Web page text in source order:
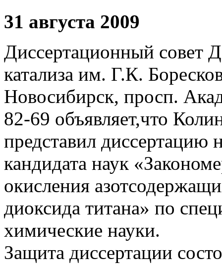
31 августа 2009
Диссертационный совет
катализа им. Г.К.
Новосибирск, просп.
82-69 объявляет,что
представил диссертацию
кандидата наук
окисления
диоксида титана» по
химические науки.
Защита диссертации